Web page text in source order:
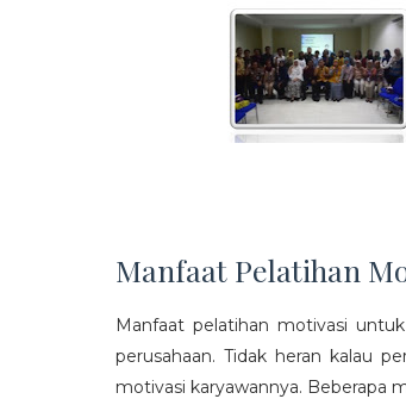
Manfaat Pelatihan
Manfaat pelatihan motivasi
perusahaan. Tidak heran kalau
motivasi karyawannya. Beberapa